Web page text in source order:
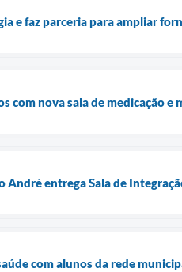
e faz parceria para ampliar
com nova sala de medicação
entrega Sala de
com alunos da rede